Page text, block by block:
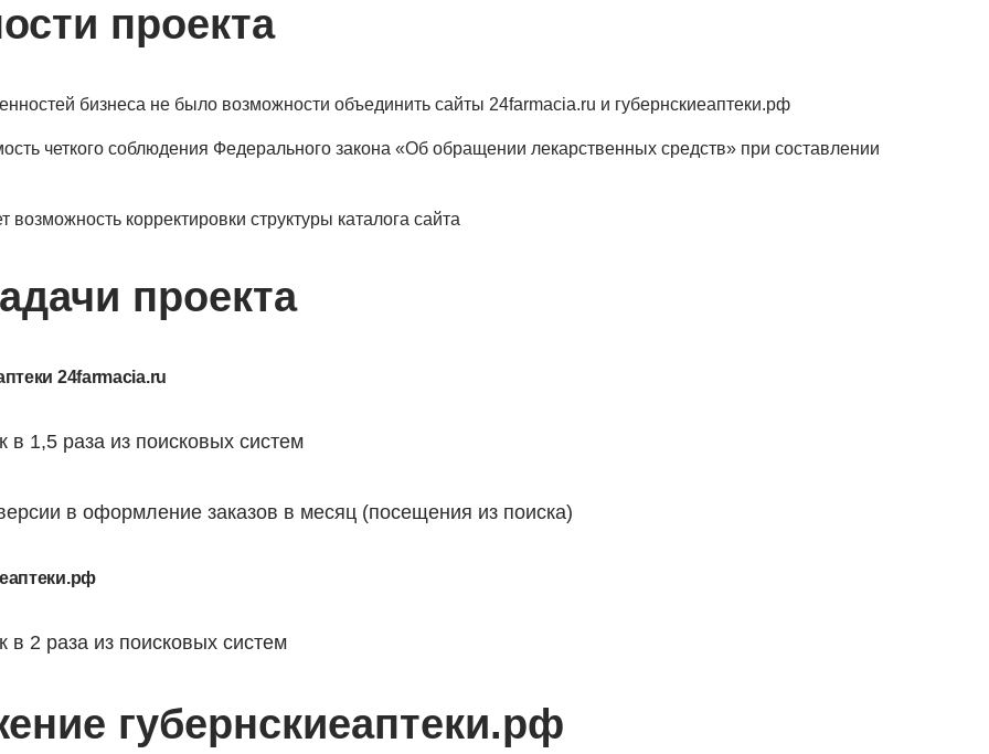
проекта
бизнеса не было возможности объединить сайты 24farmacia.ru и губернскиеаптеки.рф
четкого соблюдения Федерального закона «Об обращении лекарственных средств» при составлении
возможность корректировки структуры каталога сайта
проекта
24farmacia.ru
в 1,5 раза из поисковых систем
в оформление заказов в месяц (посещения из поиска)
в 2 раза из поисковых систем
губернскиеаптеки.рф